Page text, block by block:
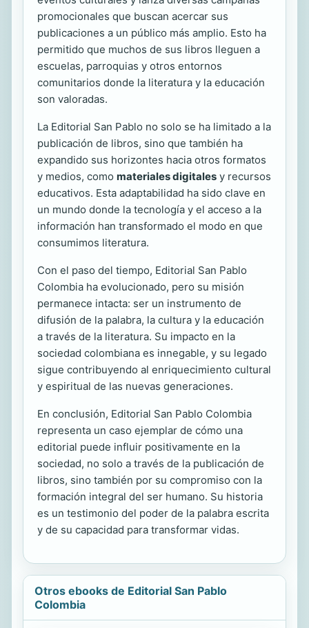
promocionales que buscan acercar sus
publicaciones a un público más amplio. Esto ha
permitido que muchos de sus libros lleguen a
escuelas, parroquias y otros entornos
comunitarios donde la literatura y la educación
son valoradas.
La Editorial San Pablo no solo se ha limitado a la
publicación de libros, sino que también ha
expandido sus horizontes hacia otros formatos
y medios, como materiales digitales y recursos
educativos. Esta adaptabilidad ha sido clave en
un mundo donde la tecnología y el acceso a la
información han transformado el modo en que
consumimos literatura.
Con el paso del tiempo, Editorial San Pablo
Colombia ha evolucionado, pero su misión
permanece intacta: ser un instrumento de
difusión de la palabra, la cultura y la educación
a través de la literatura. Su impacto en la
sociedad colombiana es innegable, y su legado
sigue contribuyendo al enriquecimiento cultural
y espiritual de las nuevas generaciones.
En conclusión, Editorial San Pablo Colombia
representa un caso ejemplar de cómo una
editorial puede influir positivamente en la
sociedad, no solo a través de la publicación de
libros, sino también por su compromiso con la
formación integral del ser humano. Su historia
es un testimonio del poder de la palabra escrita
y de su capacidad para transformar vidas.
Otros ebooks de Editorial San Pablo
Colombia